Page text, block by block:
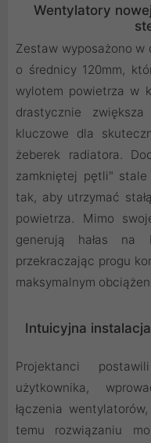
Wentylatory
Zestaw wyposażono
o średnicy 120mm,
wylotem powietrza w
drastycznie
kluczowe dla
żeberek radiatora.
zamkniętej pętli"
tak, aby utrzymać
powietrza. Mimo
generują hałas na
przekraczając progu
maksymalnym
Intuicyjna
Projektanci
użytkownika,
łączenia
temu rozwiązaniu